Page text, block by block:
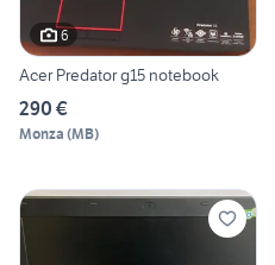
6
Acer Predator g15 notebook
290 €
Monza (MB)